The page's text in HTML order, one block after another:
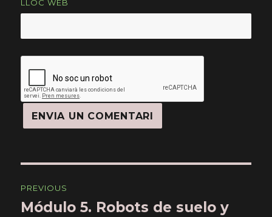
LLOC WEB
d'articles
PREVIOUS
Previous
Módulo 5. Robots de suelo y